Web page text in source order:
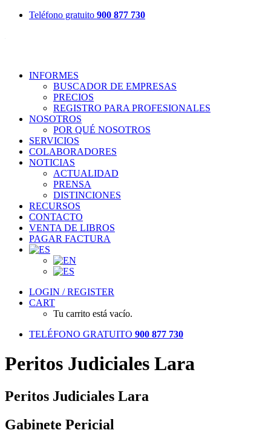
Teléfono gratuito 900 877 730
INFORMES
BUSCADOR DE EMPRESAS
PRECIOS
REGISTRO PARA PROFESIONALES
NOSOTROS
POR QUÉ NOSOTROS
SERVICIOS
COLABORADORES
NOTICIAS
ACTUALIDAD
PRENSA
DISTINCIONES
RECURSOS
CONTACTO
VENTA DE LIBROS
PAGAR FACTURA
LOGIN / REGISTER
CART
Tu carrito está vacío.
TELÉFONO GRATUITO 900 877 730
Peritos Judiciales Lara
Peritos Judiciales Lara
Gabinete Pericial